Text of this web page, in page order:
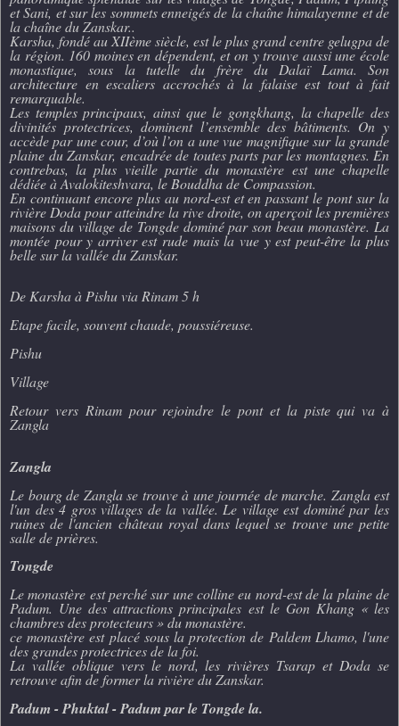
et Sani, et sur les sommets enneigés de la chaîne himalayenne et de
la chaîne du Zanskar..
Karsha, fondé au XIIème siècle, est le plus grand centre gelugpa de
la région. 160 moines en dépendent, et on y trouve aussi une école
monastique, sous la tutelle du frère du Dalaï Lama. Son
architecture en escaliers accrochés à la falaise est tout à fait
remarquable.
Les temples principaux, ainsi que le gongkhang, la chapelle des
divinités protectrices, dominent l’ensemble des bâtiments. On y
accède par une cour, d’où l’on a une vue magnifique sur la grande
plaine du Zanskar, encadrée de toutes parts par les montagnes. En
contrebas, la plus vieille partie du monastère est une chapelle
dédiée à Avalokiteshvara, le Bouddha de Compassion.
En continuant encore plus au nord-est et en passant le pont sur la
rivière Doda pour atteindre la rive droite, on aperçoit les premières
maisons du village de Tongde dominé par son beau monastère. La
montée pour y arriver est rude mais la vue y est peut-être la plus
belle sur la vallée du Zanskar.
De Karsha à Pishu via Rinam 5 h
Etape facile, souvent chaude, poussiéreuse.
Pishu
Village
Retour vers Rinam pour rejoindre le pont et la piste qui va à
Zangla
Zangla
Le bourg de Zangla se trouve à une journée de marche. Zangla est
l'un des 4 gros villages de la vallée. Le village est dominé par les
ruines de l'ancien château royal dans lequel se trouve une petite
salle de prières.
Tongde
Le monastère est perché sur une colline eu nord-est de la plaine de
Padum. Une des attractions principales est le Gon Khang « les
chambres des protecteurs » du monastère.
ce monastère est placé sous la protection de Paldem Lhamo, l'une
des grandes protectrices de la foi.
La vallée oblique vers le nord, les rivières Tsarap et Doda se
retrouve afin de former la rivière du Zanskar.
Padum - Phuktal - Padum par le Tongde la.